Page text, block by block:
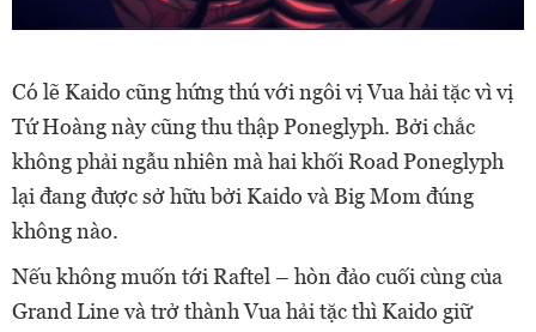
Có lẽ Kaido cũng hứng thú với ngôi vị Vua hải tặc vì vị
Tứ Hoàng này cũng thu thập Poneglyph. Bởi chắc
không phải ngẫu nhiên mà hai khối Road Poneglyph
lại đang được sở hữu bởi Kaido và Big Mom đúng
không nào.
Nếu không muốn tới Raftel – hòn đảo cuối cùng của
Grand Line và trở thành Vua hải tặc thì Kaido giữ